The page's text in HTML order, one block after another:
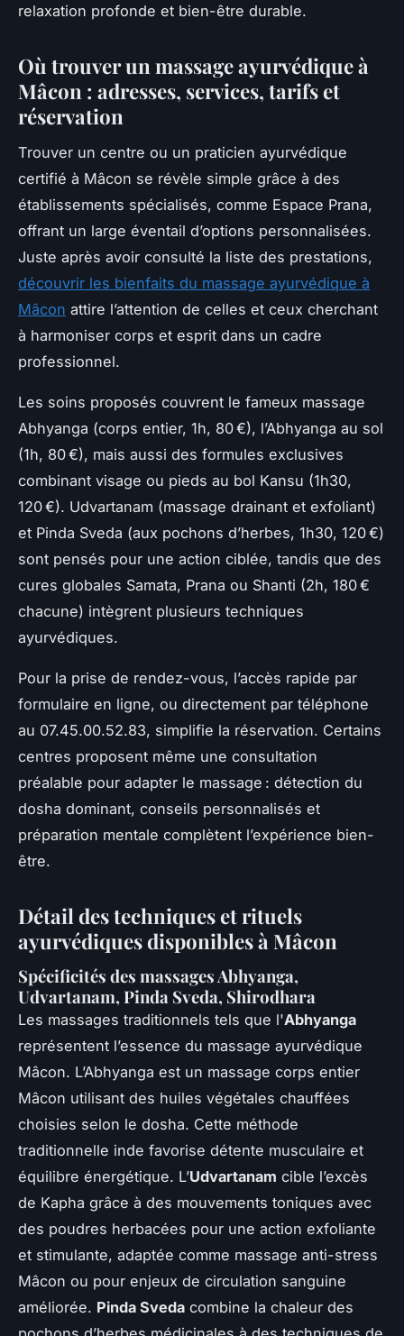
relaxation profonde et bien-être durable.
Où trouver un massage ayurvédique à
Mâcon : adresses, services, tarifs et
réservation
Trouver un centre ou un praticien ayurvédique
certifié à Mâcon se révèle simple grâce à des
établissements spécialisés, comme Espace Prana,
offrant un large éventail d’options personnalisées.
Juste après avoir consulté la liste des prestations,
découvrir les bienfaits du massage ayurvédique à
Mâcon attire l’attention de celles et ceux cherchant
à harmoniser corps et esprit dans un cadre
professionnel.
Les soins proposés couvrent le fameux massage
Abhyanga (corps entier, 1h, 80 €), l’Abhyanga au sol
(1h, 80 €), mais aussi des formules exclusives
combinant visage ou pieds au bol Kansu (1h30,
120 €). Udvartanam (massage drainant et exfoliant)
et Pinda Sveda (aux pochons d’herbes, 1h30, 120 €)
sont pensés pour une action ciblée, tandis que des
cures globales Samata, Prana ou Shanti (2h, 180 €
chacune) intègrent plusieurs techniques
ayurvédiques.
Pour la prise de rendez-vous, l’accès rapide par
formulaire en ligne, ou directement par téléphone
au 07.45.00.52.83, simplifie la réservation. Certains
centres proposent même une consultation
préalable pour adapter le massage : détection du
dosha dominant, conseils personnalisés et
préparation mentale complètent l’expérience bien-
être.
Détail des techniques et rituels
ayurvédiques disponibles à Mâcon
Spécificités des massages Abhyanga,
Udvartanam, Pinda Sveda, Shirodhara
Les massages traditionnels tels que l'Abhyanga
représentent l’essence du massage ayurvédique
Mâcon. L’Abhyanga est un massage corps entier
Mâcon utilisant des huiles végétales chauffées
choisies selon le dosha. Cette méthode
traditionnelle inde favorise détente musculaire et
équilibre énergétique. L’Udvartanam cible l’excès
de Kapha grâce à des mouvements toniques avec
des poudres herbacées pour une action exfoliante
et stimulante, adaptée comme massage anti-stress
Mâcon ou pour enjeux de circulation sanguine
améliorée. Pinda Sveda combine la chaleur des